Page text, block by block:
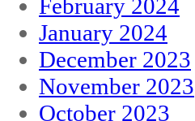
February 2024
January 2024
December 2023
November 2023
October 2023